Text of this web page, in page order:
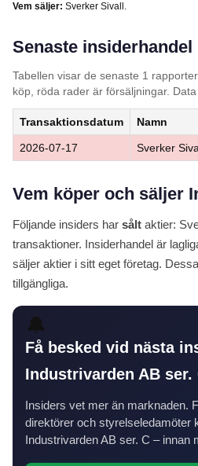
Vem säljer: Sverker Sivall.
Senaste
Tabellen visar de senaste 1
köp, röda rader är försäljningar.
Transaktionsdatum Namn
2026-07-17 Sverker
Vem köper och säljer
Följande insiders har sålt aktier:
transaktioner. Insiderhandel är
säljer aktier i sitt eget företag.
tillgängliga.
🔔
Få besked vid nästa
Industrivarden AB ser.
Insiders vet mer än marknaden.
direktörer och styrelseledamöter
Industrivarden AB ser. C – innan